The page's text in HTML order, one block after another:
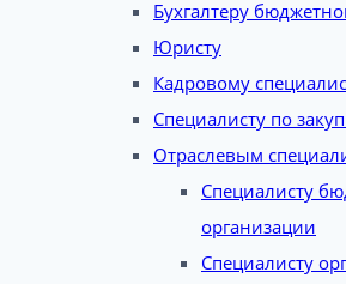
Бухгалтеру
Юристу
Кадровому
Специалисту по
Отраслевым
Специалисту
организации
Специалисту